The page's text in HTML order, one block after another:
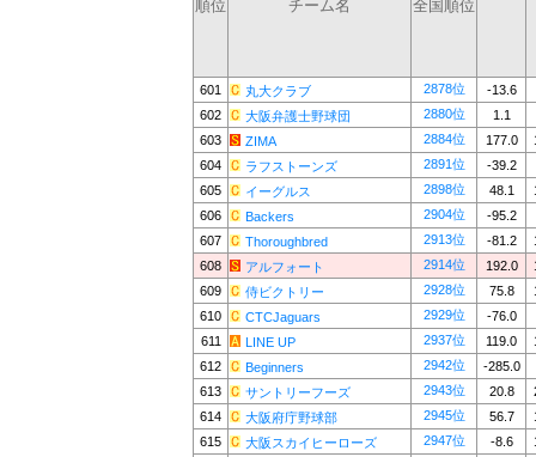
順位 チーム名 全国順位
601 丸大クラブ 2878位
-13.6
602
大阪弁護士野球団 2880位
1.1
603
ZIMA 2884位 177.0
604
ラフストーンズ 2891位
-39.2
605
イーグルス 2898位 48.1
606
Backers 2904位
-95.2
607
Thoroughbred 2913位 -81.2
608
アルフォート 2914位 192.0
609
侍ビクトリー 2928位 75.8
610
CTCJaguars 2929位
-76.0
611
LINE UP 2937位 119.0
612
Beginners 2942位
-285.0
613
サントリーフーズ 2943位 20.8
614
大阪府庁野球部 2945位 56.7
615
大阪スカイヒーローズ 2947位 -8.6